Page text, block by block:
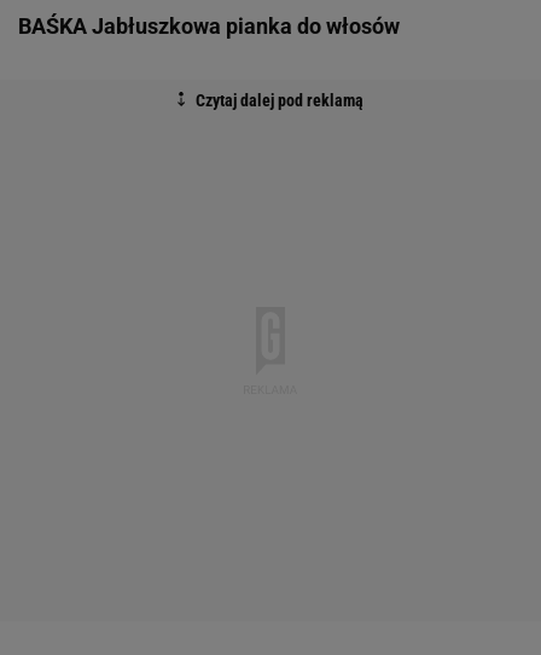
BAŚKA Jabłuszkowa pianka do włosów